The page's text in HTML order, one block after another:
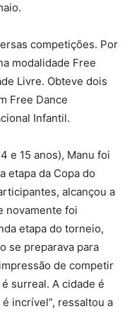
competições. Por
modalidade Free
Livre. Obteve dois
Free Dance
Infantil.
e 15 anos), Manu foi
etapa da Copa do
alcançou a
novamente foi
etapa do torneio,
se preparava para
de competir
surreal. A cidade é
incrível”, ressaltou a